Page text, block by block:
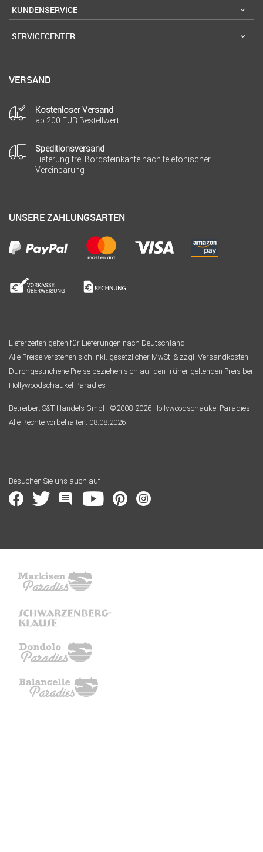
KUNDENSERVICE
SERVICECENTER
VERSAND
Kostenloser Versand
ab 200 EUR Bestellwert
Speditionsversand
Lieferung frei Bordsteinkante nach telefonischer
Vereinbarung
UNSERE ZAHLUNGSARTEN
Lieferzeiten gelten für Lieferungen nach Deutschland.
Alle Preise verstehen sich inkl. gesetzlicher MwSt. & zzgl. Versandkosten.
Durchgestrichene Preise beziehen sich auf den früher geltenden Preis bei
Hollywoodschaukel Paradies
Betreiber: S&T Handels GmbH ©2008-2026 Hollywoodschaukel Paradies
Alle Rechte vorbehalten. 08.08.2026
Besuchen Sie uns auch auf